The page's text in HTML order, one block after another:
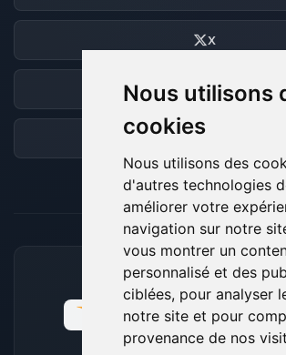
Nous utilisons
cookies
Nous utilisons des
d'autres technologies
améliorer votre
navigation sur notre
vous montrer un
personnalisé et des
ciblées, pour analyser
notre site et pour
provenance de nos
X
Discord
Forum
MOYENS DE PAIEMENT